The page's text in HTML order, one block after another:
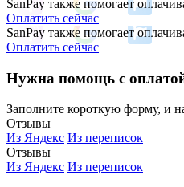
SanPay также помогает
Оплатить сейчас
SanPay также помогает
Оплатить сейчас
Нужна помощь с
Заполните короткую форму, и
Отзывы
Из Яндекс Из переписок
Отзывы
Из Яндекс Из переписок